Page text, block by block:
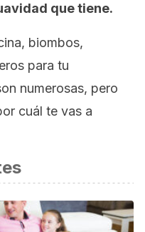
que tiene.
biombos,
para tu
numerosas, pero
cuál te vas a